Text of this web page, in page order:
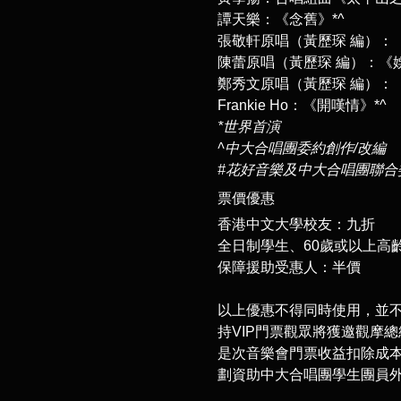
譚天樂：《念舊》*^
張敬軒原唱（黃歷琛 編）：
陳蕾原唱（黃歷琛 編）：《
鄭秀文原唱（黃歷琛 編）：
Frankie Ho：《開嘆情》*^
*世界首演
^中大合唱團委約創作/改編
#花好音樂及中大合唱團聯合
票價優惠
香港中文大學校友：九折
全日制學生、60歲或以上高
保障援助受惠人：半價
以上優惠不得同時使用，並
持VIP門票觀眾將獲邀觀摩
是次音樂會門票收益扣除成
劃資助中大合唱團學生團員